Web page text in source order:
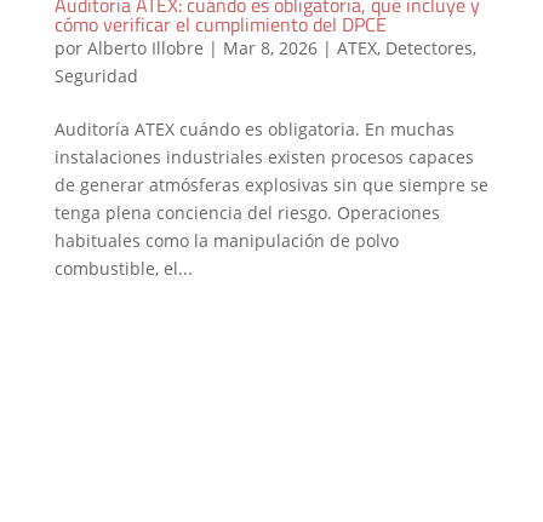
cómo verificar el cumplimiento del DPCE
por Alberto Illobre | Mar 8, 2026| ATEX, Detectores,
Seguridad
Auditoría ATEX cuándo es obligatoria. En muchas
instalaciones industriales existen procesos capaces
de generar atmósferas explosivas sin que siempre se
tenga plena conciencia del riesgo. Operaciones
habituales como la manipulación de polvo
combustible, el...